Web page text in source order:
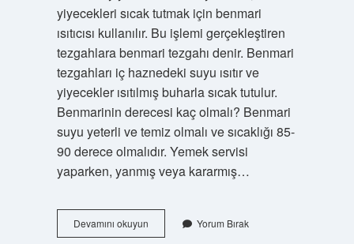
yiyecekleri sıcak tutmak için benmari
ısıtıcısı kullanılır. Bu işlemi gerçekleştiren
tezgahlara benmari tezgahı denir. Benmari
tezgahları iç haznedeki suyu ısıtır ve
yiyecekler ısıtılmış buharla sıcak tutulur.
Benmarinin derecesi kaç olmalı? Benmari
suyu yeterli ve temiz olmalı ve sıcaklığı 85-
90 derece olmalıdır. Yemek servisi
yaparken, yanmış veya kararmış…
Devamını okuyunLaboratuvarda
Benmari
Yorum Bırak